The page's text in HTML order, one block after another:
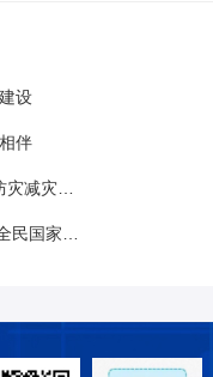
设
伴
进校园活动
日宣传活动